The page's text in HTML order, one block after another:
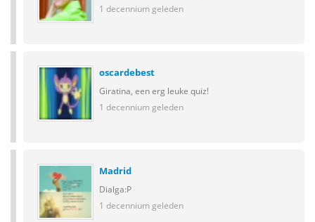
1 decennium geleden
oscardebest
Giratina, een erg leuke quiz!
1 decennium geleden
Madrid
Dialga:P
1 decennium geleden